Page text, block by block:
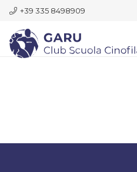
+39 335 8498909